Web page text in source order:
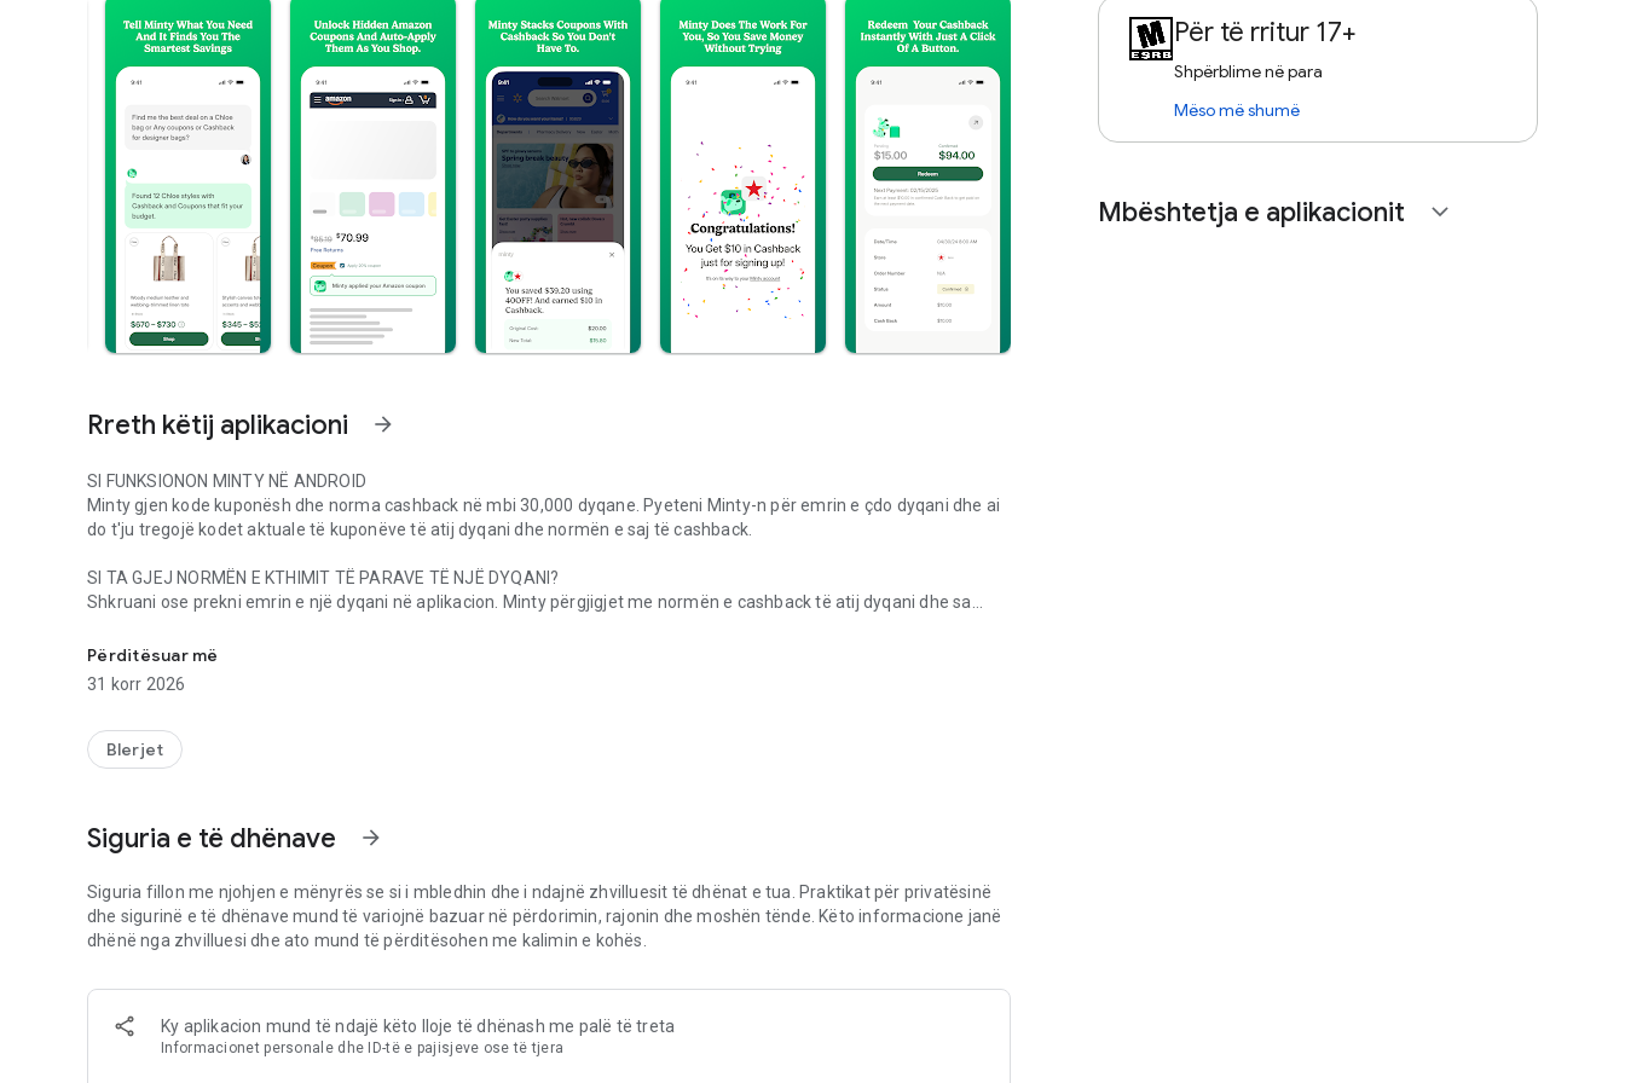
Rreth këtij aplikacioni arrow_forward
SI FUNKSIONON MINTY NË ANDROID
Minty gjen kode kuponësh dhe norma cashback në mbi 30,000 dyqane. Pyeteni Minty-n për emrin e çdo dyqani dhe ai
do t'ju tregojë kodet aktuale të kuponëve të atij dyqani dhe normën e saj të cashback.
SI TA GJEJ NORMËN E KTHIMIT TË PARAVE TË NJË DYQANI?
Shkruani ose prekni emrin e një dyqani në aplikacion. Minty përgjigjet me normën e cashback të atij dyqani dhe sa
ÇFARË NDODH KUR PREK AKTIVIZO?
SI TA PËRDOR NJË KOD KUPON?
Jo. Aplikacioni Minty për Android funksionon më vete — kërkoni çdo dyqan, kopjoni kodet e kuponave dhe aktivizoni
kthimin e parave nga telefoni juaj. Minty gjithashtu ofron një zgjerim falas të Chrome për kompjuterët desktop që
aplikon automatikisht kodet e kuponave në arkë. Zgjerimi është opsional dhe funksionon vetëm në Chrome desktop —
SI DHE KUR PAGUHEM?
Minty përpunon pagesat çdo tremujor, pasi kthimi juaj i parave arrin pragun minimal të pagesës. Metodat e pagesës
përfshijnë depozitë direkte dhe çekë.
Përditësuar më
31 korr 2026
Blerjet
Siguria e të dhënave arrow_forward
Siguria fillon me njohjen e mënyrës se si i mbledhin dhe i ndajnë zhvilluesit të dhënat e tua. Praktikat për privatësinë
dhe sigurinë e të dhënave mund të variojnë bazuar në përdorimin, rajonin dhe moshën tënde. Këto informacione janë
dhënë nga zhvilluesi dhe ato mund të përditësohen me kalimin e kohës.
Ky aplikacion mund të ndajë këto lloje të dhënash me palë të treta
Informacionet personale dhe ID-të e pajisjeve ose të tjera
Për të rritur 17+
Shpërblime në para
Mëso më shumë
Mbështetja e aplikacionit expand_more